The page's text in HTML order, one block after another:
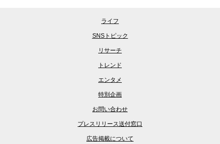
ライフ
SNSトピック
リサーチ
トレンド
エンタメ
特別企画
お問い合わせ
プレスリリース送付窓口
広告掲載について